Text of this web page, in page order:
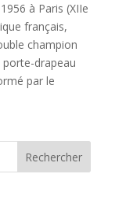
à Paris (XIIe
français,
champion
drapeau
par le
Rechercher